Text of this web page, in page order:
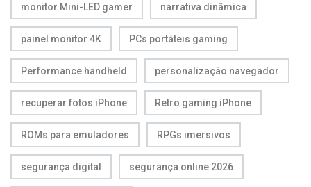
monitor Mini-LED gamer narrativa dinâmica
painel monitor 4K PCs portáteis gaming
Performance handheld personalização navegador
recuperar fotos iPhone Retro gaming iPhone
ROMs para emuladores RPGs imersivos
segurança digital segurança online 2026